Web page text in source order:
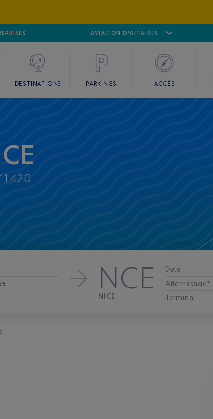
AVIATION D'AFFAIRES
AÉROPORT CANNES MANDELIEU
DESTINATIONS PARKINGS ACCÈS
NCE
NICE
Date
Atterrissage*
Terminal